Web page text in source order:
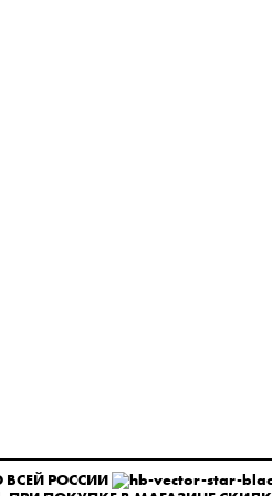
РОССИИ